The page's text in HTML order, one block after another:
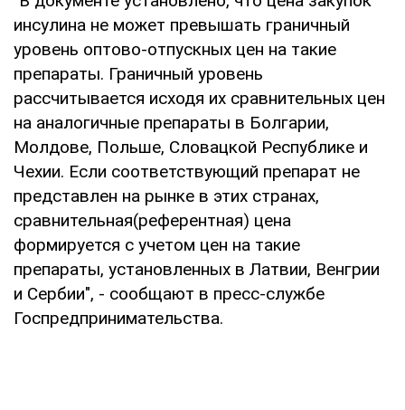
инсулина не может превышать граничный
уровень оптово-отпускных цен на такие
препараты. Граничный уровень
рассчитывается исходя их сравнительных цен
на аналогичные препараты в Болгарии,
Молдове, Польше, Словацкой Республике и
Чехии. Если соответствующий препарат не
представлен на рынке в этих странах,
сравнительная(референтная) цена
формируется с учетом цен на такие
препараты, установленных в Латвии, Венгрии
и Сербии", - сообщают в пресс-службе
Госпредпринимательства.